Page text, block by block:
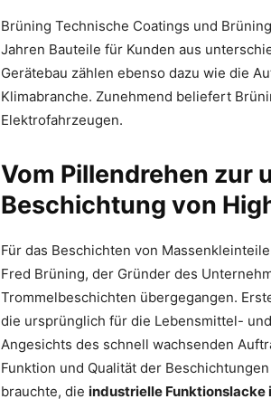
Brüning Technische Coatings und
Jahren Bauteile für Kunden aus
Gerätebau zählen ebenso dazu wie die
Klimabranche. Zunehmend beliefert
Elektrofahrzeugen.
Vom Pillendrehen zur
Beschichtung von
Für das Beschichten von
Fred Brüning, der Gründer des
Trommelbeschichten übergegangen.
die ursprünglich für die Lebensmittel-
Angesichts des schnell wachsenden
Funktion und Qualität der
brauchte, die industrielle Funktionslacke